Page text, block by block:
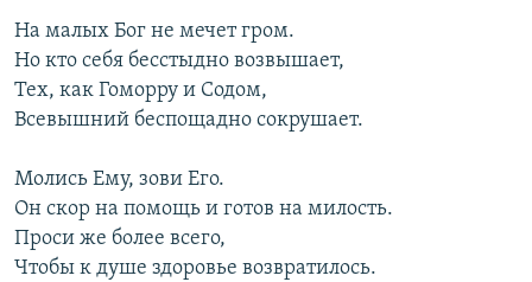
На малых Бог не мечет гром.
Но кто себя бесстыдно возвышает,
Тех, как Гоморру и Содом,
Всевышний беспощадно сокрушает.
Молись Ему, зови Его.
Он скор на помощь и готов на милость.
Проси же более всего,
Чтобы к душе здоровье возвратилось.